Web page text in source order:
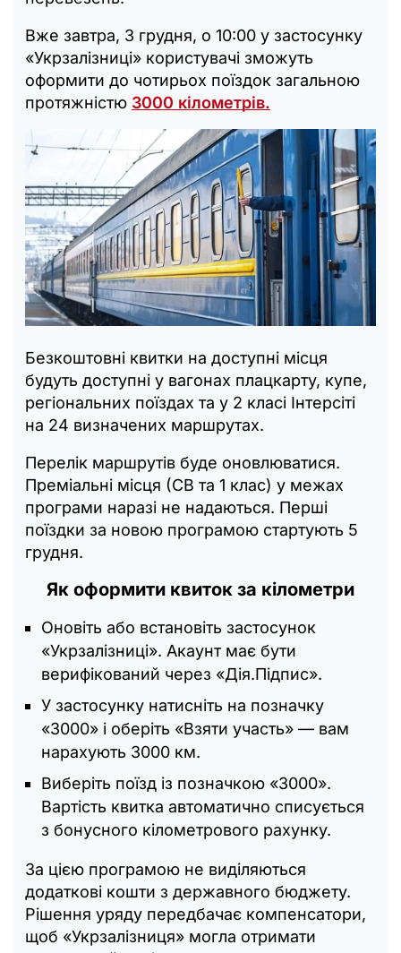
Вже завтра, 3 грудня, о 10:00 у застосунку
«Укрзалізниці» користувачі зможуть
оформити до чотирьох поїздок загальною
протяжністю 3000 кілометрів.
Безкоштовні квитки на доступні місця
будуть доступні у вагонах плацкарту, купе,
регіональних поїздах та у 2 класі Інтерсіті
на 24 визначених маршрутах.
Перелік маршрутів буде оновлюватися.
Преміальні місця (СВ та 1 клас) у межах
програми наразі не надаються. Перші
поїздки за новою програмою стартують 5
грудня.
Як оформити квиток за кілометри
Оновіть або встановіть застосунок
«Укрзалізниці». Акаунт має бути
верифікований через «Дія.Підпис».
У застосунку натисніть на позначку
«3000» і оберіть «Взяти участь» — вам
нарахують 3000 км.
Виберіть поїзд із позначкою «3000».
Вартість квитка автоматично списується
з бонусного кілометрового рахунку.
За цією програмою не виділяються
додаткові кошти з державного бюджету.
Рішення уряду передбачає компенсатори,
щоб «Укрзалізниця» могла отримати